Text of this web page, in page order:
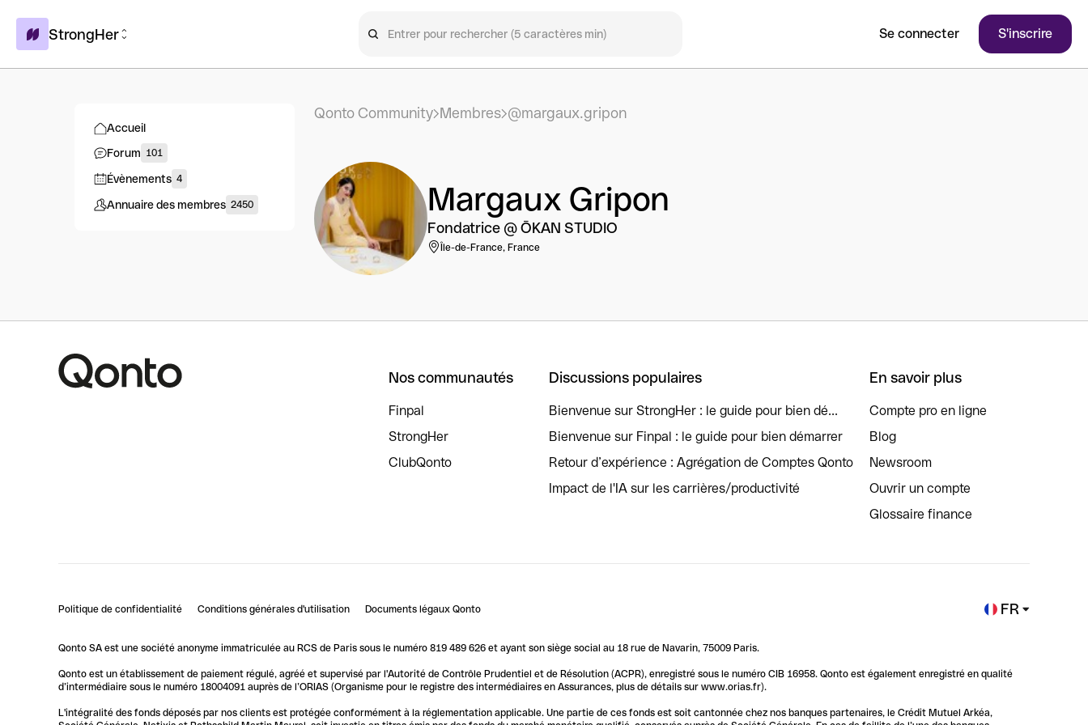
StrongHer Se connecter S'inscrire
Accueil
Forum 101
Évènements 4
Annuaire des membres 2450
Qonto Community Membres @margaux.gripon
Margaux Gripon
Fondatrice @ ŌKAN STUDIO
Île-de-France, France
Nos communautés
Finpal
StrongHer
ClubQonto
Discussions populaires
Bienvenue sur StrongHer : le guide pour bien dé...
Bienvenue sur Finpal : le guide pour bien démarrer
Retour d’expérience : Agrégation de Comptes Qonto
Impact de l'IA sur les carrières/productivité
En savoir plus
Compte pro en ligne
Blog
Newsroom
Ouvrir un compte
Glossaire finance
Politique de confidentialité Conditions générales d'utilisation Documents légaux Qonto FR
Qonto SA est une société anonyme immatriculée au RCS de Paris sous le numéro 819 489 626 et ayant son siège social au 18 rue de Navarin, 75009 Paris.
Qonto est un établissement de paiement régulé, agréé et supervisé par l'Autorité de Contrôle Prudentiel et de Résolution (ACPR), enregistré sous le numéro CIB 16958. Qonto est également enregistré en qualité
d’intermédiaire sous le numéro 18004091 auprès de l’ORIAS (Organisme pour le registre des intermédiaires en Assurances, plus de détails sur www.orias.fr).
L'intégralité des fonds déposés par nos clients est protégée conformément à la réglementation applicable. Une partie de ces fonds est soit cantonnée chez nos banques partenaires, le Crédit Mutuel Arkéa,